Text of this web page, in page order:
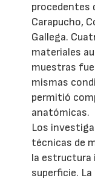
procedentes
Carapucho,
Gallega.
materiales
muestras
mismas
permitió
anatómicas.
Los
técnicas de
la estructura
superficie.